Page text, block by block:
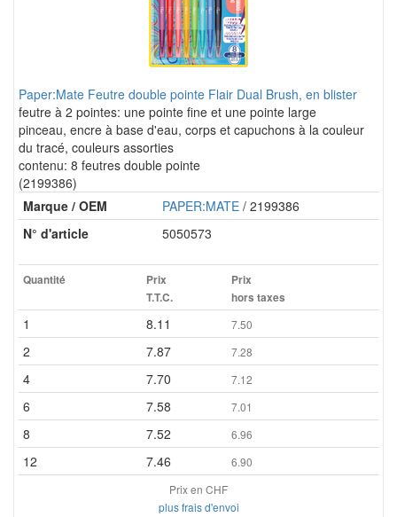
Paper:Mate Feutre double pointe Flair Dual Brush, en blister
feutre à 2 pointes: une pointe fine et une pointe large
pinceau, encre à base d'eau, corps et capuchons à la couleur
du tracé, couleurs assorties
contenu: 8 feutres double pointe
(2199386)
Marque / OEM
PAPER:MATE / 2199386
N° d'article
5050573
Quantité
Prix
T.T.C.
Prix
hors taxes
1 8.11 7.50
2 7.87 7.28
4 7.70 7.12
6 7.58 7.01
8 7.52 6.96
12 7.46
6.90
Prix en CHF
plus frais d'envoi